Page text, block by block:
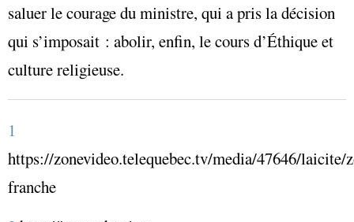
saluer le courage du ministre, qui a pris la décision
qui s’imposait : abolir, enfin, le cours d’Éthique et
culture religieuse.
1
https://zonevideo.telequebec.tv/media/47646/laicite/
franche